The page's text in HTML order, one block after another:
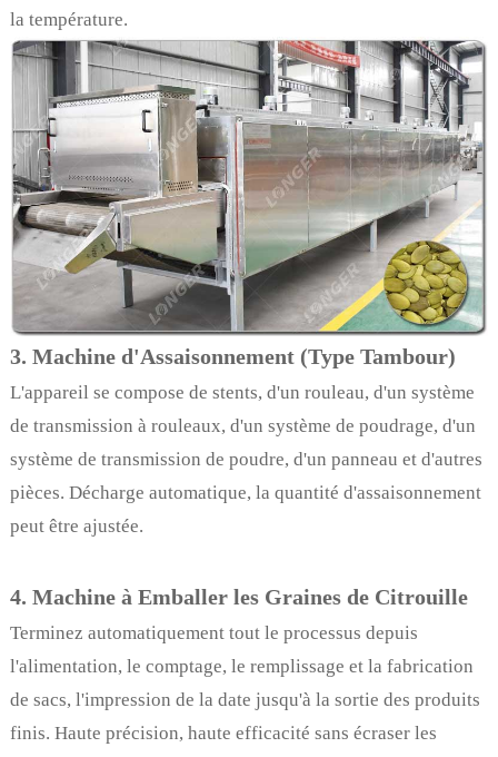
la température.
3. Machine d'Assaisonnement (Type Tambour)
L'appareil se compose de stents, d'un rouleau, d'un système
de transmission à rouleaux, d'un système de poudrage, d'un
système de transmission de poudre, d'un panneau et d'autres
pièces. Décharge automatique, la quantité d'assaisonnement
peut être ajustée.
4. Machine à Emballer les Graines de Citrouille
Terminez automatiquement tout le processus depuis
l'alimentation, le comptage, le remplissage et la fabrication
de sacs, l'impression de la date jusqu'à la sortie des produits
finis. Haute précision, haute efficacité sans écraser les